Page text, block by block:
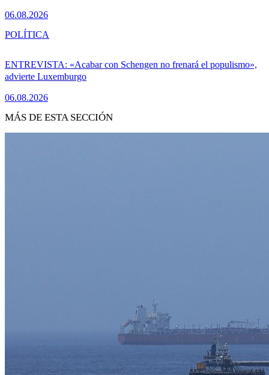
06.08.2026
ENTREVISTA: «Acabar con Schengen no frenará el populismo»,
advierte Luxemburgo
06.08.2026
POLÍTICA
MÁS DE ESTA SECCIÓN